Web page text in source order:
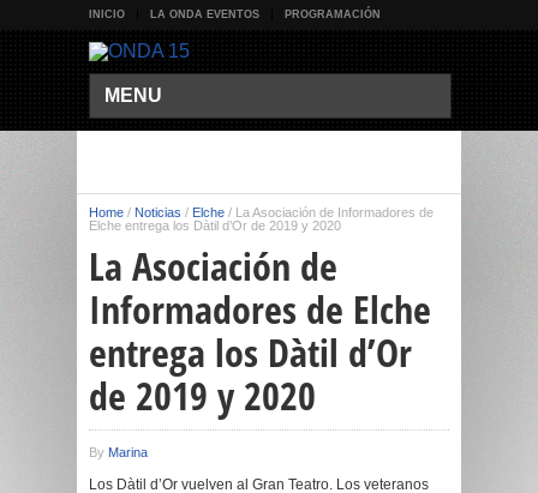
INICIO LA ONDA EVENTOS PROGRAMACIÓN
MENU
Home / Noticias / Elche / La Asociación de Informadores de
Elche entrega los Dàtil d’Or de 2019 y 2020
La Asociación de
Informadores de Elche
entrega los Dàtil d’Or
de 2019 y 2020
By Marina
Los Dàtil d’Or vuelven al Gran Teatro. Los veteranos